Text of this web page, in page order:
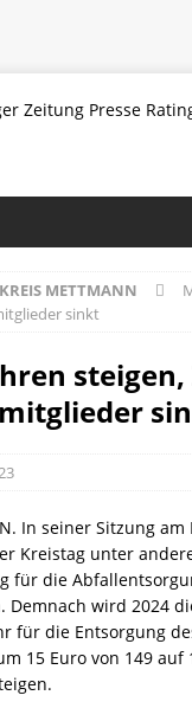
KREIS METTMANN
sinkt
In seiner Sitzung
Kreistag unter
für die
Demnach wird 2024
für die Entsorgung
15 Euro von 149 auf